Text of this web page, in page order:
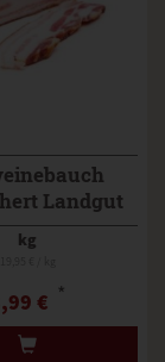
Landgut
kg
€ *